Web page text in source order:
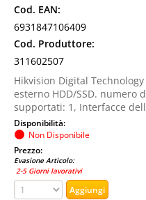
Cod. EAN:
6931847106409
Cod. Produttore:
311602507
Hikvision Digital
esterno HDD/SSD. numero
supportati: 1, Interfacce
Disponibilità:
Non Disponibile
Prezzo:
Evasione Articolo:
2-5 Giorni lavorativi